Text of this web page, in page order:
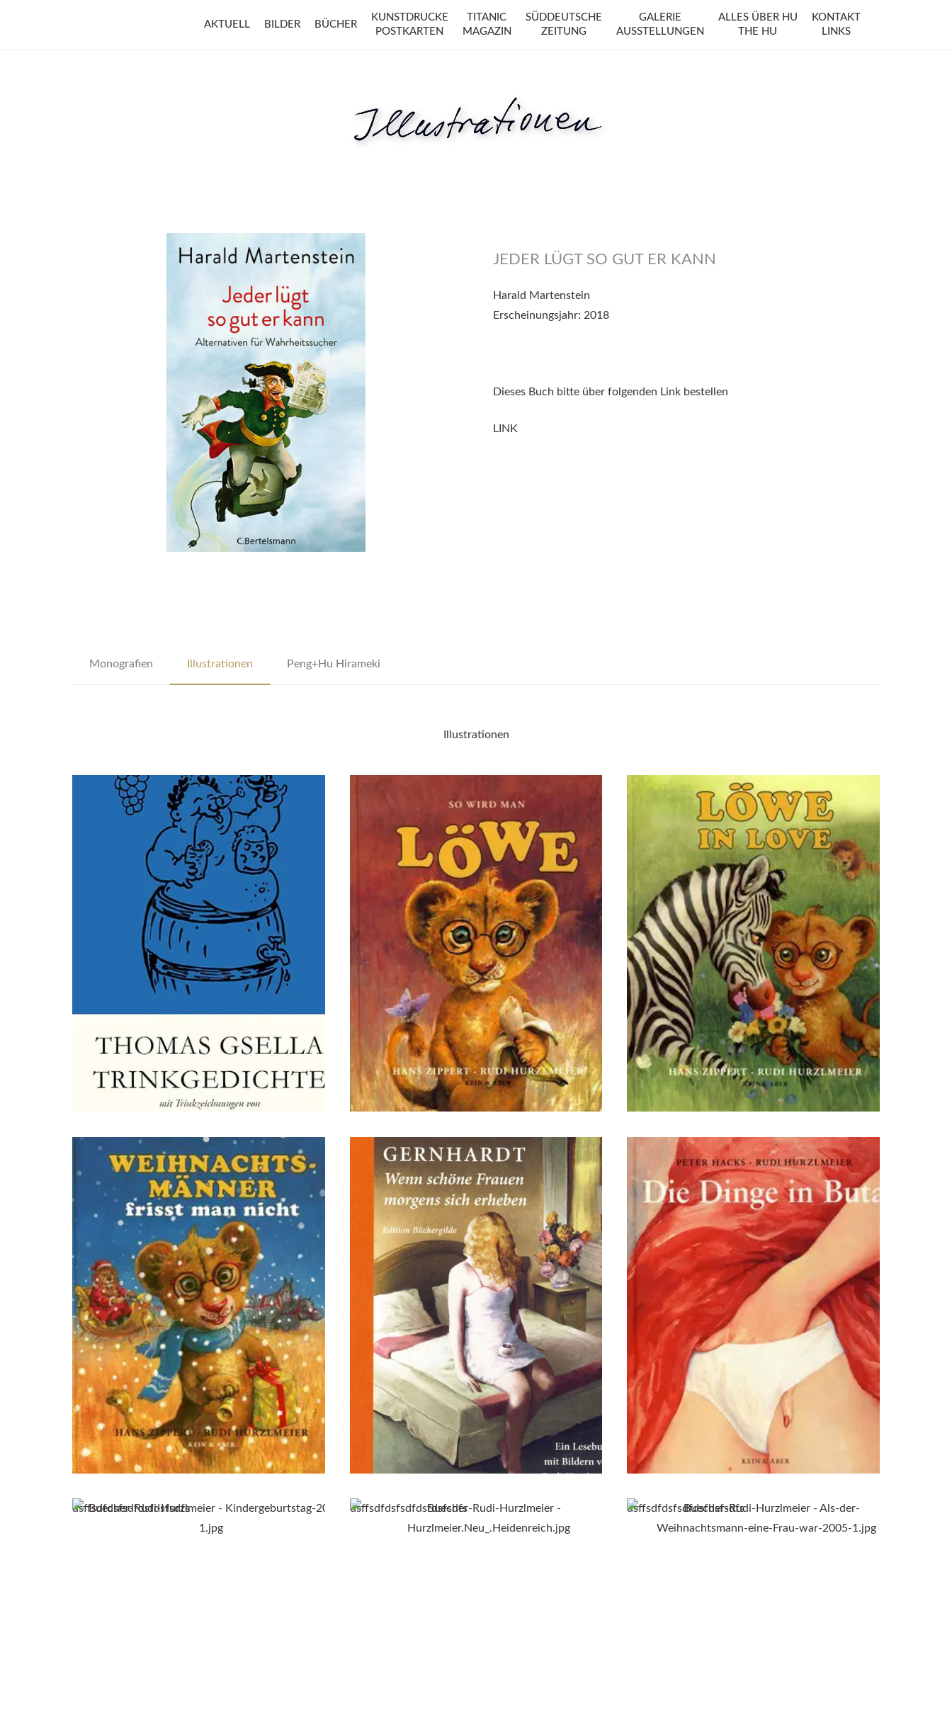
AKTUELL BILDER BÜCHER
KUNSTDRUCKE
POSTKARTEN
TITANIC
MAGAZIN
SÜDDEUTSCHE
ZEITUNG
GALERIE
AUSSTELLUNGEN
ALLES ÜBER HU
THE HU
KONTAKT
LINKS
JEDER LÜGT SO GUT ER KANN
Harald Martenstein
Erscheinungsjahr: 2018
Dieses Buch bitte über folgenden Link bestellen
LINK
Monografien Illustrationen Peng+Hu Hirameki
Illustrationen
dsffsdfdsfsdfdsfdsfsdfs dsffsdfdsfsdfdsfdsfsdfs
dsffsdfdsfsdfdsfdsfsdfs dsffsdfdsfsdfdsfdsfsdfs dsffsdfdsfsdfdsfdsfsdfs
dsffsdfdsfsdfdsfdsfsdfs dsffsdfdsfsdfdsfdsfsdfs dsffsdfdsfsdfdsfdsfsdfs